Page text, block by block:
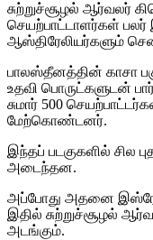
சுற்றுச்சூழல் ஆர்வலர்
செயற்பாட்டாளர்கள்
ஆஸ்திரேலியர்களும்
பாலஸ்தீனத்தின் காசா
உதவி பொருட்களுடன்
சுமார் 500
மேற்கொண்டனர்.
இந்தப் படகுகளில் சில
அடைந்தன.
அப்போது அதனை
இதில் சுற்றுச்சூழல்
அடங்கும்.